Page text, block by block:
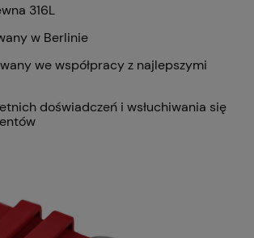
316L
w Berlinie
we współpracy z najlepszymi
doświadczeń i wsłuchiwania się